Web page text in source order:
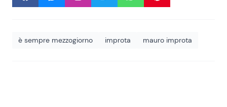
è sempre mezzogiorno improta mauro improta